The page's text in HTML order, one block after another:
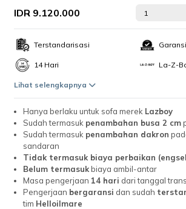
IDR 9.120.000
Terstandarisasi
14 Hari La-Z-
Lihat selengkapnya
Hanya berlaku untuk sofa merek Lazboy
Sudah termasuk penambahan busa 2 cm
Sudah termasuk penambahan dakron
sandaran
Tidak termasuk biaya perbaikan
Belum termasuk biaya ambil-antar
Masa pengerjaan 14 hari dari tanggal
Pengerjaan bergaransi dan sudah
tim Helloilmare